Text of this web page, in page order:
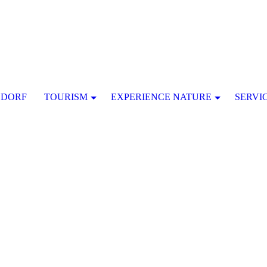
TOURISM EXPERIENCE NATURE